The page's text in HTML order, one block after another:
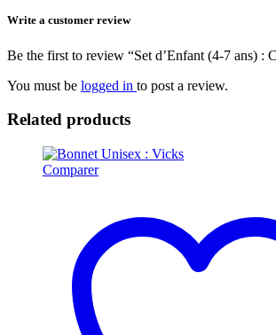
Write a customer review
Be the first to review “Set d’Enfant (4-7 ans) :
You must be logged in to post a review.
Related products
Comparer